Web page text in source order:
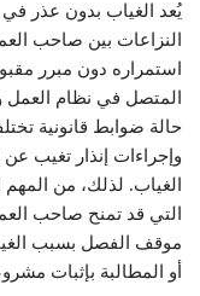
يُعد الغياب بدون عذر في
النزاعات بين صاحب
استمراره دون مبرر
المتصل في نظام العمل
حالة ضوابط قانونية
وإجراءات إنذار تغيب
الغياب. لذلك، من
التي قد تمنح صاحب
موقف الفصل بسبب
أو المطالبة بإثبات